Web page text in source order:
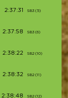
2:37:31 SB3 (5)
2:37:58 SB3 (6)
2:38:22 SB2 (10) S18
2:38:32 SB2 (11)
2:38:48 SB2 (12)